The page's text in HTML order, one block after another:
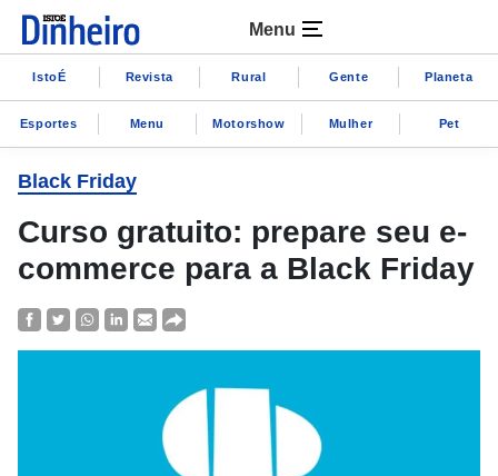
Menu
IstoÉ Revista Rural Gente Planeta
Esportes Menu Motorshow Mulher Pet
Black Friday
Curso gratuito: prepare seu e-
commerce para a Black Friday